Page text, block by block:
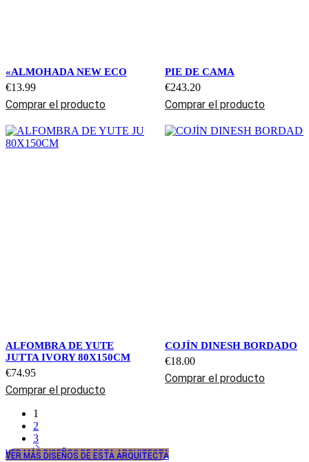
«ALMOHADA NEW ECO
€13.99
Comprar el producto
PIE DE CAMA
€243.20
Comprar el producto
ALFOMBRA DE YUTE
JUTTA IVORY 80X150CM
€74.95
Comprar el producto
COJÍN DINESH BORDADO
€18.00
Comprar el producto
1
2
3
VER MÁS DISEÑOS DE ESTA ARQUITECTA
VER MÁS DISEÑOS DE ESTA ARQUITECTA